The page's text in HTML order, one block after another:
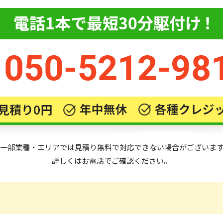
部業種・エリアでは見積り無料で対応できない場合がございま
詳しくはお電話でご確認ください。